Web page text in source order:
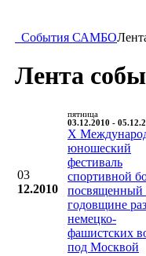
События САМБО
Лента
03
12.2010
пятница
03.12.2010 -
X
юношеский
фестиваль
спортивной
посвященный
годовщине
немецко-
фашистских
под Москвой